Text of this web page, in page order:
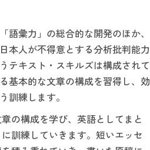
語彙力」の総合的な開発のほか、
本人が不得意とする分析批判能力
テキスト・スキルズは構成されて
基本的な文章の構成を習得し、効
訓練します。
の構成を学び、英語としてまと
訓練していきます。短いエッセ